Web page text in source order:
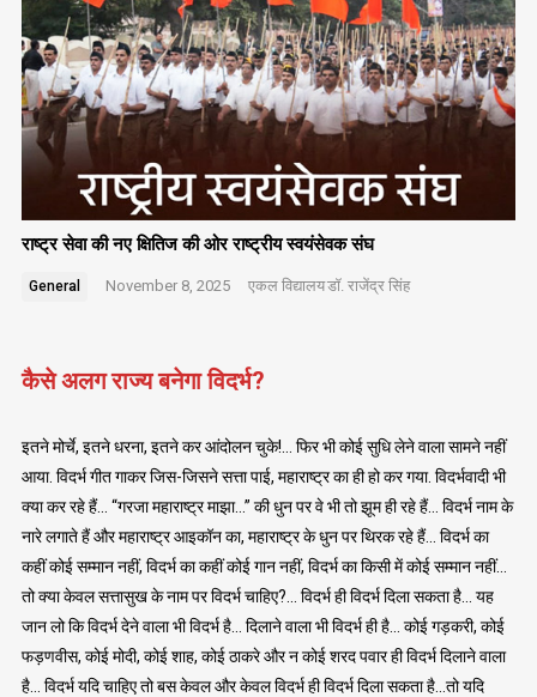
राष्ट्र सेवा की नए क्षितिज की ओर राष्ट्रीय स्वयंसेवक संघ
General November 8, 2025 एकल विद्यालयडॉ. राजेंद्र सिंह
कैसे अलग राज्य बनेगा विदर्भ?
इतने मोर्चे, इतने धरना, इतने कर आंदोलन चुके!… फिर भी कोई सुधि लेने वाला सामने नहीं
आया. विदर्भ गीत गाकर जिस-जिसने सत्ता पाई, महाराष्ट्र का ही हो कर गया. विदर्भवादी भी
क्या कर रहे हैं… “गरजा महाराष्ट्र माझा…” की धुन पर वे भी तो झूम ही रहे हैं… विदर्भ नाम के
नारे लगाते हैं और महाराष्ट्र आइकॉन का, महाराष्ट्र के धुन पर थिरक रहे हैं… विदर्भ का
कहीं कोई सम्मान नहीं, विदर्भ का कहीं कोई गान नहीं, विदर्भ का किसी में कोई सम्मान नहीं…
तो क्या केवल सत्तासुख के नाम पर विदर्भ चाहिए?… विदर्भ ही विदर्भ दिला सकता है… यह
जान लो कि विदर्भ देने वाला भी विदर्भ है… दिलाने वाला भी विदर्भ ही है… कोई गड़करी, कोई
फड़णवीस, कोई मोदी, कोई शाह, कोई ठाकरे और न कोई शरद पवार ही विदर्भ दिलाने वाला
है… विदर्भ यदि चाहिए तो बस केवल और केवल विदर्भ ही विदर्भ दिला सकता है…तो यदि